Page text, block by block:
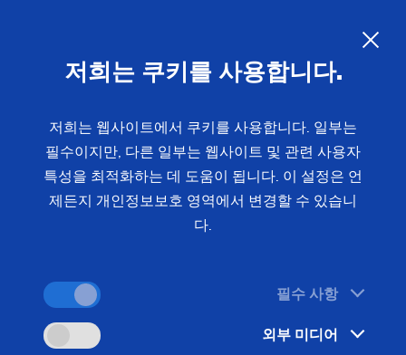
분야 및 솔루션 공작물 전기 및 내연 기관
고정자
하우징
전기차용 고정자 하우징의 완전한
가공
우리의 전문가들은 전기 모터의 스테이터 하우징 가
공을 위한 고효율 솔루션을 개발했습니다.
저희는 쿠키를 사용합니다.
저희는 웹사이트에서 쿠키를 사용합니다. 일부는
필수이지만, 다른 일부는 웹사이트 및 관련 사용자
특성을 최적화하는 데 도움이 됩니다. 이 설정은 언
제든지 개인정보보호 영역에서 변경할 수 있습니
다.
필수 사항
외부 미디어